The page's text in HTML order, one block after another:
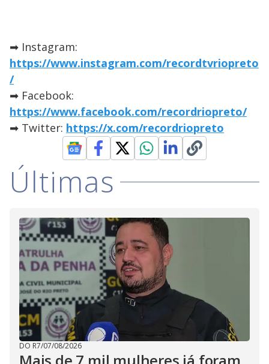
➡ Instagram:
https://www.instagram.com/recordtvriopreto
/
➡ Facebook:
https://www.facebook.com/recordriopreto/
➡ Twitter: https://x.com/recordriopreto
Últimas
DO R7/07/08/2026